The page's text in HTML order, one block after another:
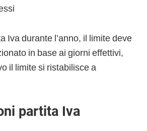
Iva durante l’anno, il limite deve
in base ai giorni effettivi,
il limite si ristabilisce a
partita Iva